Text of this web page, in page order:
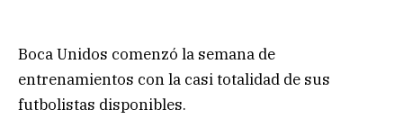
Boca Unidos comenzó la semana de
entrenamientos con la casi totalidad de sus
futbolistas disponibles.